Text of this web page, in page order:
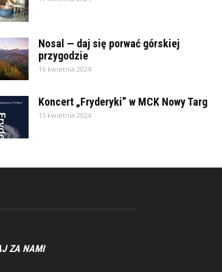
Nosal — daj się porwać górskiej
przygodzie
16 kwietnia 2024
Koncert „Fryderyki” w MCK Nowy Targ
15 kwietnia 2024
ZA NAMI